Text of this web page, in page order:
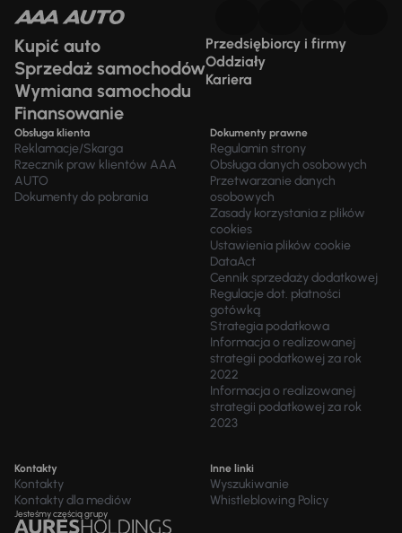
Kupić auto
Sprzedaż samochodów
Wymiana samochodu
Finansowanie
Przedsiębiorcy i firmy
Oddziały
Kariera
Obsługa klienta
Reklamacje/Skarga
Rzecznik praw klientów AAA
AUTO
Dokumenty do pobrania
Dokumenty prawne
Regulamin strony
Obsługa danych osobowych
Przetwarzanie danych
osobowych
Zasady korzystania z plików
cookies
Ustawienia plików cookie
DataAct
Cennik sprzedaży dodatkowej
Regulacje dot. płatności
gotówką
Strategia podatkowa
Informacja o realizowanej
strategii podatkowej za rok
2022
Informacja o realizowanej
strategii podatkowej za rok
2023
Kontakty
Kontakty
Kontakty dla mediów
Inne linki
Wyszukiwanie
Whistleblowing Policy
Jesteśmy częścią grupy